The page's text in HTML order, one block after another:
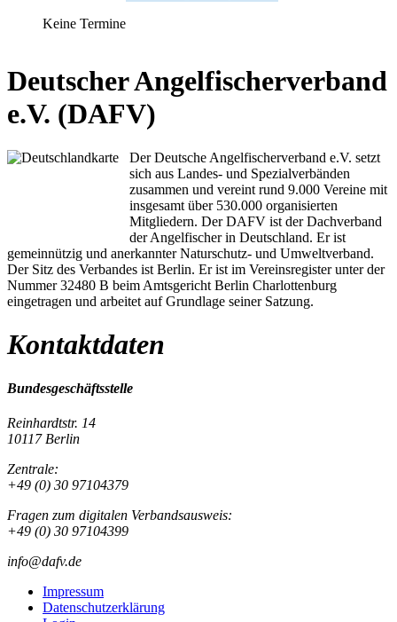
Keine Termine
Deutscher Angelfischerverband
e.V. (DAFV)
Der Deutsche Angelfischerverband e.V. setzt
sich aus Landes- und Spezialverbänden
zusammen und vereint rund 9.000 Vereine mit
insgesamt über 530.000 organisierten
Mitgliedern. Der DAFV ist der Dachverband
der Angelfischer in Deutschland. Er ist
gemeinnützig und anerkannter Naturschutz- und Umweltverband.
Der Sitz des Verbandes ist Berlin. Er ist im Vereinsregister unter der
Nummer 32480 B beim Amtsgericht Berlin Charlottenburg
eingetragen und arbeitet auf Grundlage seiner Satzung.
Kontaktdaten
Bundesgeschäftsstelle
Reinhardtstr. 14
10117 Berlin
Zentrale:
+49 (0) 30 97104379
Fragen zum digitalen Verbandsausweis:
+49 (0) 30 97104399
info@dafv.de
Impressum
Datenschutzerklärung